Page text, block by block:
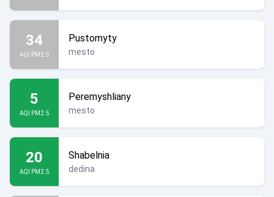
34
AQI PM2.5
Pustomyty
mesto
5
AQI PM2.5
Peremyshliany
mesto
20
AQI PM2.5
Shabelnia
dedina